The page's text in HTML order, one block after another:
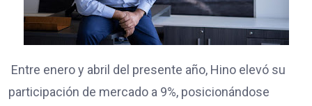
Entre enero y abril del presente año, Hino elevó su
participación de mercado a 9%, posicionándose